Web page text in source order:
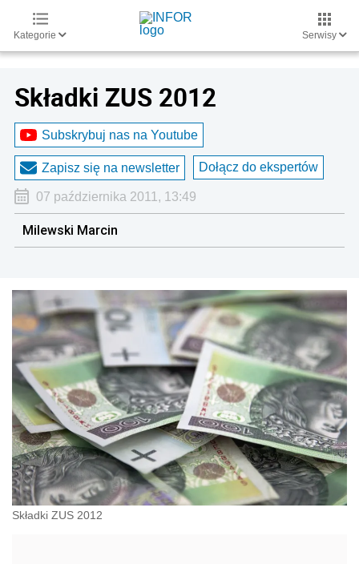
Kategorie Serwisy
Składki ZUS 2012
Subskrybuj nas na Youtube
Zapisz się na newsletter Dołącz do ekspertów
07 października 2011, 13:49
Milewski Marcin
Składki ZUS 2012